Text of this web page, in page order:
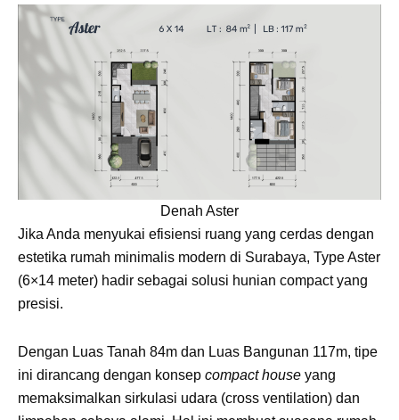
Dengan Luas Tanah 84m dan Luas Bangunan 117m, tipe
ini dirancang dengan konsep
compact house yang
memaksimalkan sirkulasi udara (cross ventilation) dan
limpahan cahaya alami. Hal ini membuat suasana rumah
tetap terasa luas, terang, dan sejuk sepanjang hari.
Spesifikasi & Layout Type Aster:
lantai 2, menciptakan
private zone
yang tenang
Kamar Mandi:
2 Kamar Mandi (di lantai 2) + 1
open space
menciptakan kesan ruang yang lapang dan